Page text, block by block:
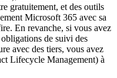
gratuitement, et des outils
Microsoft 365 avec sa
En revanche, si vous avez
de suivi des
avec des tiers, vous avez
Lifecycle Management) à